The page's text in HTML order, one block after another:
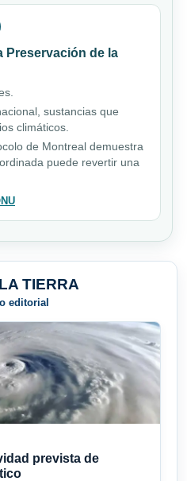
Preservación de la
sustancias que
climáticos.
de Montreal demuestra
puede revertir una
TIERRA
editorial
prevista de